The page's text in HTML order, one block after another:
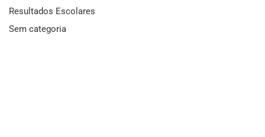
Resultados Escolares
Sem categoria